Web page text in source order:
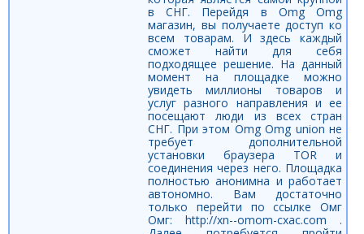
в СНГ. Перейдя в Omg Omg
магазин, вы получаете доступ ко
всем товарам. И здесь каждый
сможет найти для себя
подходящее решение. На данный
момент на площадке можно
увидеть миллионы товаров и
услуг разного направления и ее
посещают люди из всех стран
СНГ. При этом Omg Omg union не
требует дополнительной
установки браузера TOR и
соединения через него. Площадка
полностью анонимна и работает
автономно. Вам достаточно
только перейти по ссылке Омг
Омг: http://xn--omom-cxac.com .